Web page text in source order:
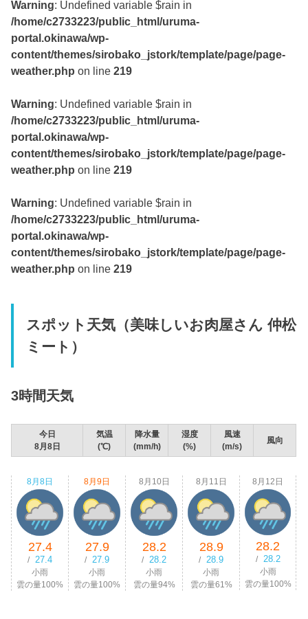
Warning: Undefined variable $rain in
/home/c2733223/public_html/uruma-
portal.okinawa/wp-
content/themes/sirobako_jstork/template/page/page-
weather.php on line219
Warning: Undefined variable $rain in
/home/c2733223/public_html/uruma-
portal.okinawa/wp-
content/themes/sirobako_jstork/template/page/page-
weather.php on line219
Warning: Undefined variable $rain in
/home/c2733223/public_html/uruma-
portal.okinawa/wp-
content/themes/sirobako_jstork/template/page/page-
weather.php on line219
スポット天気（美味しいお肉屋さん 仲松
ミート）
3時間天気
今日
8月8日
気温
(℃)
降水量
(mm/h)
湿度
(%)
風速
(m/s)
風向
8月8日
27.4
/ 27.4
小雨
雲の量100%
8月9日
27.9
/ 27.9
小雨
雲の量100%
8月10日
28.2
/ 28.2
小雨
雲の量94%
8月11日
28.9
/ 28.9
小雨
雲の量61%
8月12日
28.2
/ 28.2
小雨
雲の量100%